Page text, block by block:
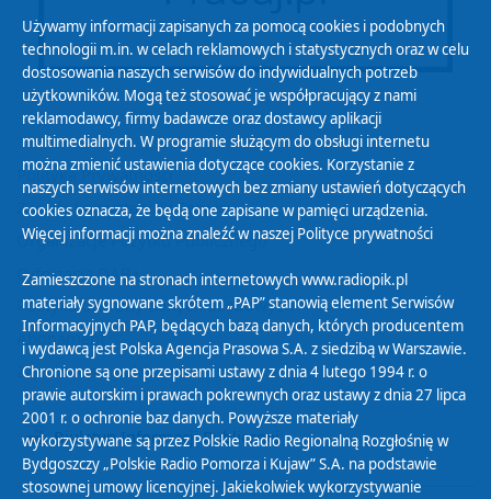
Polityka Prywatności
Zasady korzystania z Serwisu
Organizacje Pożytku Publicznego
Cyfryzacja DAB+
Polityka ochrony danych osobowych
Abonament
Zamówienia publiczne
Biuletyn Informacji Publicznej
Używamy informacji zapisanych za pomocą cookies i podobnych
technologii m.in. w celach reklamowych i statystycznych oraz w celu
dostosowania naszych serwisów do indywidualnych potrzeb
użytkowników. Mogą też stosować je współpracujący z nami
reklamodawcy, firmy badawcze oraz dostawcy aplikacji
multimedialnych. W programie służącym do obsługi internetu
można zmienić ustawienia dotyczące cookies. Korzystanie z
naszych serwisów internetowych bez zmiany ustawień dotyczących
cookies oznacza, że będą one zapisane w pamięci urządzenia.
Więcej informacji można znaleźć w naszej Polityce prywatności
Zamieszczone na stronach internetowych www.radiopik.pl
materiały sygnowane skrótem „PAP” stanowią element Serwisów
Informacyjnych PAP, będących bazą danych, których producentem
i wydawcą jest Polska Agencja Prasowa S.A. z siedzibą w Warszawie.
Chronione są one przepisami ustawy z dnia 4 lutego 1994 r. o
prawie autorskim i prawach pokrewnych oraz ustawy z dnia 27 lipca
2001 r. o ochronie baz danych. Powyższe materiały
wykorzystywane są przez Polskie Radio Regionalną Rozgłośnię w
Bydgoszczy „Polskie Radio Pomorza i Kujaw” S.A. na podstawie
stosownej umowy licencyjnej. Jakiekolwiek wykorzystywanie